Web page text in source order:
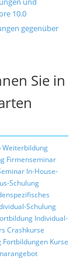
10.0
gegenüber
Sie in
Weiterbildung
Firmenseminar
In-House-
Schulung
Schulung
Individual-
Crashkurse
Fortbildungen Kurse